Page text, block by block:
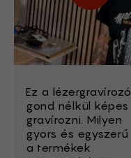
Ez a lézergravírozó
gond nélkül képes
gravírozni. Milyen
gyors és egyszerű
a termékek